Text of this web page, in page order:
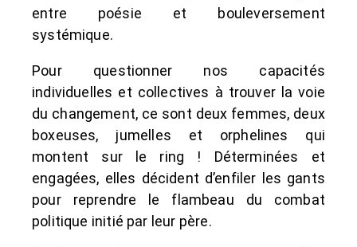
entre poésie et bouleversement
systémique.
Pour questionner nos capacités
individuelles et collectives à trouver la voie
du changement, ce sont deux femmes, deux
boxeuses, jumelles et orphelines qui
montent sur le ring ! Déterminées et
engagées, elles décident d’enfiler les gants
pour reprendre le flambeau du combat
politique initié par leur père.